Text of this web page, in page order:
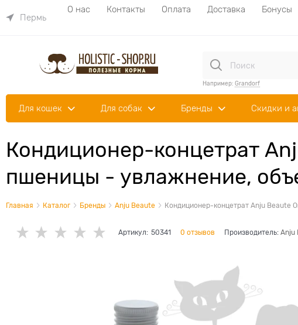
Пермь
О нас Контакты Оплата Доставка Бонусы
Например: Grandorf
Для кошек Для собак Бренды Скидки и
Кондиционер-концетрат
пшеницы - увлажнение,
Главная Каталог Бренды Anju Beaute Кондиционер-концетрат Anju Beaute
Артикул: 50341 0 отзывов Производитель: Anju